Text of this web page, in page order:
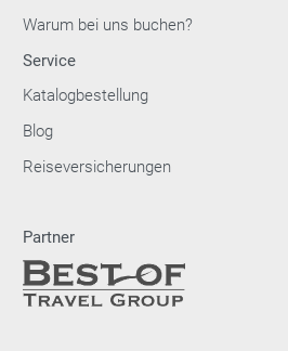
Warum bei uns buchen?
Service
Katalogbestellung
Blog
Reiseversicherungen
Partner